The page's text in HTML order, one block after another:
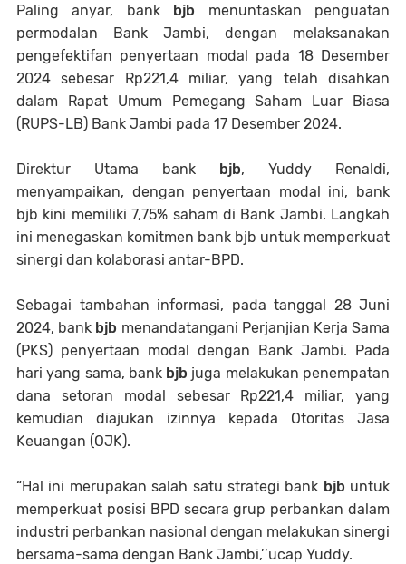
Paling anyar, bank bjb menuntaskan penguatan
permodalan Bank Jambi, dengan melaksanakan
pengefektifan penyertaan modal pada 18 Desember
2024 sebesar Rp221,4 miliar, yang telah disahkan
dalam Rapat Umum Pemegang Saham Luar Biasa
(RUPS-LB) Bank Jambi pada 17 Desember 2024.
Direktur Utama bank bjb, Yuddy Renaldi,
menyampaikan, dengan penyertaan modal ini, bank
bjb kini memiliki 7,75% saham di Bank Jambi. Langkah
ini menegaskan komitmen bank bjb untuk memperkuat
sinergi dan kolaborasi antar-BPD.
Sebagai tambahan informasi, pada tanggal 28 Juni
2024, bank bjb menandatangani Perjanjian Kerja Sama
(PKS) penyertaan modal dengan Bank Jambi. Pada
hari yang sama, bank bjb juga melakukan penempatan
dana setoran modal sebesar Rp221,4 miliar, yang
kemudian diajukan izinnya kepada Otoritas Jasa
Keuangan (OJK).
“Hal ini merupakan salah satu strategi bank bjb untuk
memperkuat posisi BPD secara grup perbankan dalam
industri perbankan nasional dengan melakukan sinergi
bersama-sama dengan Bank Jambi,’’ucap Yuddy.